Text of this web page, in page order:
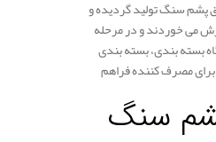
پشم سنگ تولید گردیده و
می خوردند و در مرحله
بسته بندی، بسته بندی
مصرف کننده فراهم
سنگ